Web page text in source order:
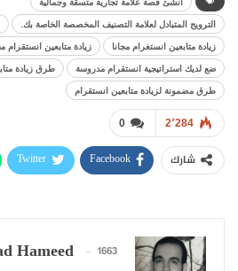
الترويج المتبادل لعلامة التصنيف المخصصة الخاصة بك.
زيادة متابعين انستغرام مجانا
زيادة متابعين انستقرام
ضع لديك استراتيجية انستقرام مدروسة
طرق زيادة
طرق مضمونة لزيادة متابعين انستقرام
0 2٬284
شارك Facebook
Twitter
Hameed 1663 المشاركات